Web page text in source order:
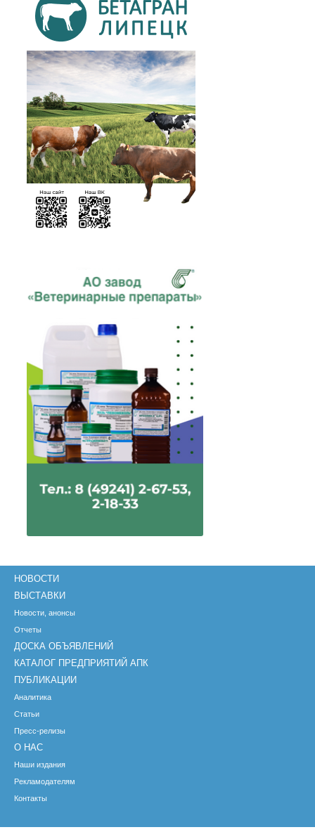
НОВОСТИ
ВЫСТАВКИ
Новости, анонсы
Отчеты
ДОСКА ОБЪЯВЛЕНИЙ
КАТАЛОГ ПРЕДПРИЯТИЙ АПК
ПУБЛИКАЦИИ
Аналитика
Статьи
Пресс-релизы
О НАС
Наши издания
Рекламодателям
Контакты